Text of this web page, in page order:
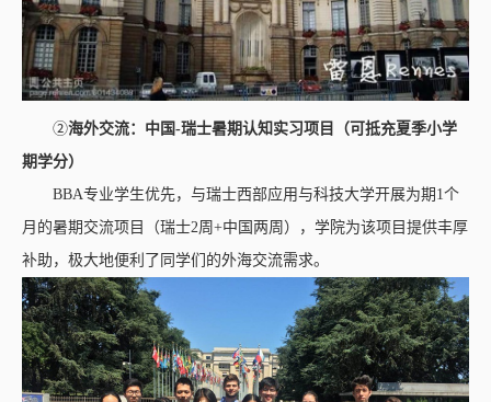
②海外交流：中国-瑞士暑期认知实习项目（可抵充夏季小学
期学分）
BBA专业学生优先，与瑞士西部应用与科技大学开展为期1个
月的暑期交流项目（瑞士2周+中国两周），学院为该项目提供丰厚
补助，极大地便利了同学们的外海交流需求。